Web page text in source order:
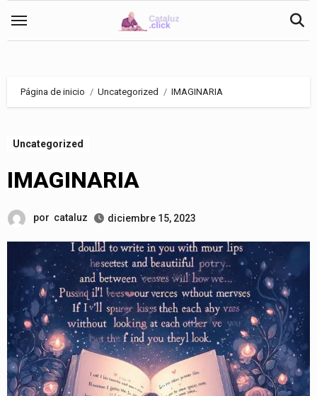
Página de inicio Uncategorized IMAGINARIA
Uncategorized
IMAGINARIA
por cataluz diciembre 15, 2023